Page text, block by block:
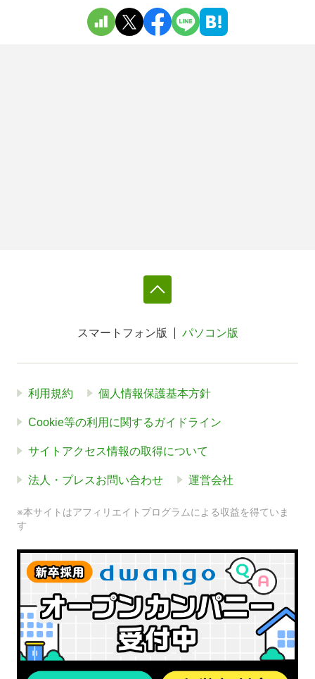
スマートフォン版 パソコン版
利用規約 個人情報保護基本方針
Cookie等の利用に関するガイドライン
サイトアクセス情報の取得について
法人・プレスお問い合わせ 運営会社
※本サイトはアフィリエイトプログラムによる収益を得ていま
す